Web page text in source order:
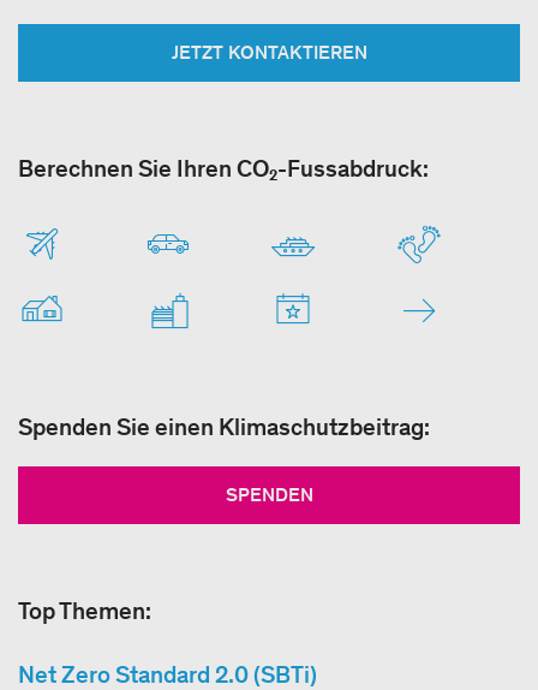
JETZT KONTAKTIEREN
Berechnen Sie Ihren CO₂-Fussabdruck:
Spenden Sie einen Klimaschutzbeitrag:
SPENDEN
Top Themen:
Net Zero Standard 2.0 (SBTi)